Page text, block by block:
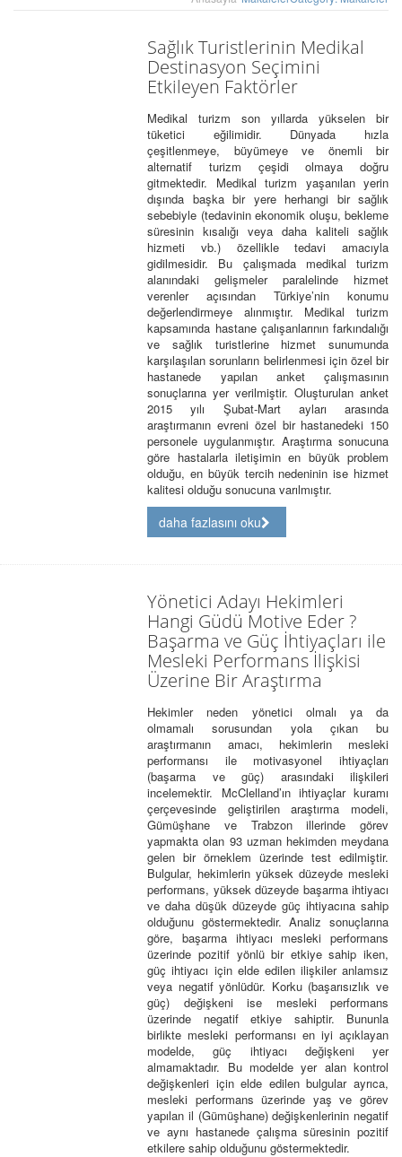
Sağlık Turistlerinin Medikal
Destinasyon Seçimini
Etkileyen Faktörler
Medikal turizm son yıllarda yükselen bir
tüketici eğilimidir. Dünyada hızla
çeşitlenmeye, büyümeye ve önemli bir
alternatif turizm çeşidi olmaya doğru
gitmektedir. Medikal turizm yaşanılan yerin
dışında başka bir yere herhangi bir sağlık
sebebiyle (tedavinin ekonomik oluşu, bekleme
süresinin kısalığı veya daha kaliteli sağlık
hizmeti vb.) özellikle tedavi amacıyla
gidilmesidir. Bu çalışmada medikal turizm
alanındaki gelişmeler paralelinde hizmet
verenler açısından Türkiye’nin konumu
değerlendirmeye alınmıştır. Medikal turizm
kapsamında hastane çalışanlarının farkındalığı
ve sağlık turistlerine hizmet sunumunda
karşılaşılan sorunların belirlenmesi için özel bir
hastanede yapılan anket çalışmasının
sonuçlarına yer verilmiştir. Oluşturulan anket
2015 yılı Şubat-Mart ayları arasında
araştırmanın evreni özel bir hastanedeki 150
personele uygulanmıştır. Araştırma sonucuna
göre hastalarla iletişimin en büyük problem
olduğu, en büyük tercih nedeninin ise hizmet
kalitesi olduğu sonucuna varılmıştır.
daha fazlasını oku
Yönetici Adayı Hekimleri
Hangi Güdü Motive Eder ?
Başarma ve Güç İhtiyaçları ile
Mesleki Performans İlişkisi
Üzerine Bir Araştırma
Hekimler neden yönetici olmalı ya da
olmamalı sorusundan yola çıkan bu
araştırmanın amacı, hekimlerin mesleki
performansı ile motivasyonel ihtiyaçları
(başarma ve güç) arasındaki ilişkileri
incelemektir. McClelland’ın ihtiyaçlar kuramı
çerçevesinde geliştirilen araştırma modeli,
Gümüşhane ve Trabzon illerinde görev
yapmakta olan 93 uzman hekimden meydana
gelen bir örneklem üzerinde test edilmiştir.
Bulgular, hekimlerin yüksek düzeyde mesleki
performans, yüksek düzeyde başarma ihtiyacı
ve daha düşük düzeyde güç ihtiyacına sahip
olduğunu göstermektedir. Analiz sonuçlarına
göre, başarma ihtiyacı mesleki performans
üzerinde pozitif yönlü bir etkiye sahip iken,
güç ihtiyacı için elde edilen ilişkiler anlamsız
veya negatif yönlüdür. Korku (başarısızlık ve
güç) değişkeni ise mesleki performans
üzerinde negatif etkiye sahiptir. Bununla
birlikte mesleki performansı en iyi açıklayan
modelde, güç ihtiyacı değişkeni yer
almamaktadır. Bu modelde yer alan kontrol
değişkenleri için elde edilen bulgular ayrıca,
mesleki performans üzerinde yaş ve görev
yapılan il (Gümüşhane) değişkenlerinin negatif
ve aynı hastanede çalışma süresinin pozitif
etkilere sahip olduğunu göstermektedir.